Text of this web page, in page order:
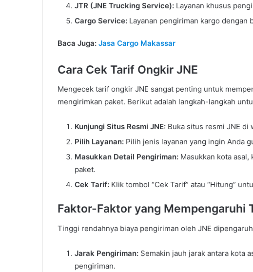
JTR (JNE Trucking Service): Layanan khusus
Cargo Service: Layanan pengiriman kargo dengan
Baca Juga: Jasa Cargo Makassar
Cara Cek Tarif Ongkir JNE
Mengecek tarif ongkir JNE sangat penting untuk
mengirimkan paket. Berikut adalah langkah-langkah
Kunjungi Situs Resmi JNE: Buka situs resmi JNE di
Pilih Layanan: Pilih jenis layanan yang ingin Anda
Masukkan Detail Pengiriman: Masukkan kota
paket.
Cek Tarif: Klik tombol “Cek Tarif” atau “Hitung”
Faktor-Faktor yang Mempengaruhi
Tinggi rendahnya biaya pengiriman oleh JNE
Jarak Pengiriman: Semakin jauh jarak antara kota
pengiriman.